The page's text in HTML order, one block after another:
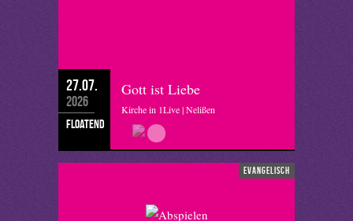
27.07.
2026
floatend
Gott ist Liebe
Kirche in 1Live | Nelißen
evangelisch